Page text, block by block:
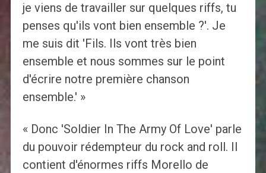
je viens de travailler sur quelques riffs, tu
penses qu'ils vont bien ensemble ?'. Je
me suis dit 'Fils. Ils vont très bien
ensemble et nous sommes sur le point
d'écrire notre première chanson
ensemble.' »
« Donc 'Soldier In The Army Of Love' parle
du pouvoir rédempteur du rock and roll. Il
contient d'énormes riffs Morello de